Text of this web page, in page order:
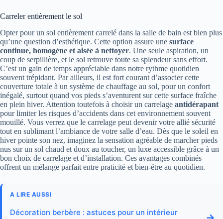
Carreler entièrement le sol
Opter pour un sol entièrement carrelé dans la salle de bain est bien plus
qu’une question d’esthétique. Cette option assure une surface
continue, homogène et aisée à nettoyer. Une seule aspiration, un
coup de serpillière, et le sol retrouve toute sa splendeur sans effort.
C’est un gain de temps appréciable dans notre rythme quotidien
souvent trépidant. Par ailleurs, il est fort courant d’associer cette
couverture totale à un système de chauffage au sol, pour un confort
inégalé, surtout quand vos pieds s’aventurent sur cette surface fraîche
en plein hiver. Attention toutefois à choisir un carrelage antidérapant
pour limiter les risques d’accidents dans cet environnement souvent
mouillé. Vous verrez que le carrelage peut devenir votre allié sécurité
tout en sublimant l’ambiance de votre salle d’eau. Dès que le soleil en
hiver pointe son nez, imaginez la sensation agréable de marcher pieds
nus sur un sol chaud et doux au toucher, un luxe accessible grâce à un
bon choix de carrelage et d’installation. Ces avantages combinés
offrent un mélange parfait entre praticité et bien-être au quotidien.
A LIRE AUSSI
Décoration berbère : astuces pour un intérieur